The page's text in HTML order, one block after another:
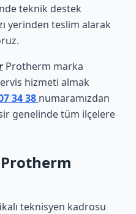
teknik destek
yerinden teslim alarak
Protherm marka
hizmeti almak
34 38 numaramızdan
genelinde tüm ilçelere
teknisyen kadrosu